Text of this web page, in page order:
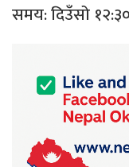
समय: दिउँसो